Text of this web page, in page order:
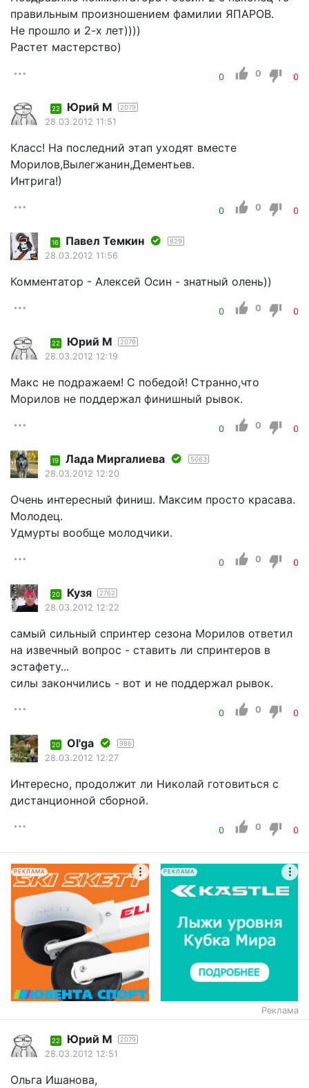
правильным произношением фамилии ЯПАРОВ.
Не прошло и 2-х лет))))
Растет мастерство)
0 0 0
22 Юрий М 2079
28.03.2012 11:51
Класс! На последний этап уходят вместе
Морилов,Вылегжанин,Дементьев.
Интрига!)
0 0 0
16 Павел Темкин 829
28.03.2012 11:56
Комментатор - Алексей Осин - знатный олень))
0 0 0
22 Юрий М 2079
28.03.2012 12:19
Макс не подражаем! С победой! Странно,что
Морилов не поддержал финишный рывок.
0 0 0
19 Лада Миргалиева 5063
28.03.2012 12:20
Очень интересный финиш. Максим просто красава.
Молодец.
Удмурты вообще молодчики.
0 0 0
20 Кузя 2762
28.03.2012 12:22
самый сильный спринтер сезона Морилов ответил
на извечный вопрос - ставить ли спринтеров в
эстафету...
силы закончились - вот и не поддержал рывок.
0 0 0
20 Оl'ga 986
28.03.2012 12:27
Интересно, продолжит ли Николай готовиться с
дистанционной сборной.
0 0 0
РЕКЛАМА РЕКЛАМА
Реклама
22 Юрий М 2079
28.03.2012 12:51
Ольга Ишанова,